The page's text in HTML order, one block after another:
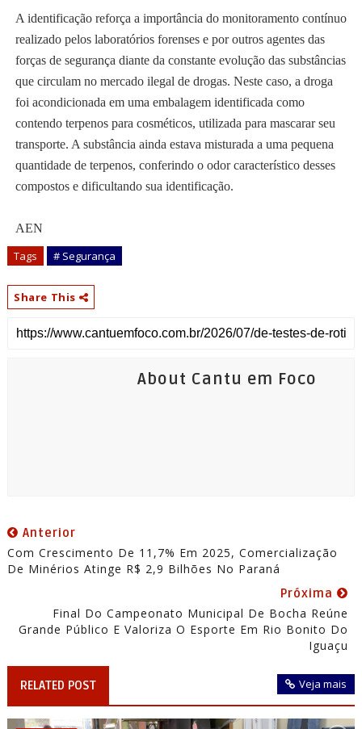
A identificação reforça a importância do monitoramento contínuo
realizado pelos laboratórios forenses e por outros agentes das
forças de segurança diante da constante evolução das substâncias
que circulam no mercado ilegal de drogas. Neste caso, a droga
foi acondicionada em uma embalagem identificada como
contendo terpenos para cosméticos, utilizada para mascarar seu
transporte. A substância ainda estava misturada a uma pequena
quantidade de terpenos, conferindo o odor característico desses
compostos e dificultando sua identificação.
AEN
Tags # Segurança
Share This
About Cantu em Foco
Anterior
Com Crescimento De 11,7% Em 2025, Comercialização
De Minérios Atinge R$ 2,9 Bilhões No Paraná
Próxima
Final Do Campeonato Municipal De Bocha Reúne
Grande Público E Valoriza O Esporte Em Rio Bonito Do
Iguaçu
RELATED POST Veja mais